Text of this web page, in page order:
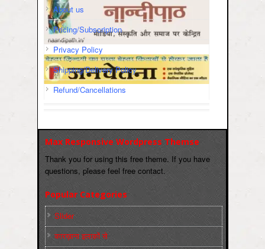
About us
Pricing/Subscription
Privacy Policy
Shipping/Delivery Policy
Refund/Cancellations
Max Responsive Wordpress Themse
Thank you for using this free theme. If you have
questions, please feel free contact.
Popular Categories
Slider
कारख़ाना इलाक़ों से